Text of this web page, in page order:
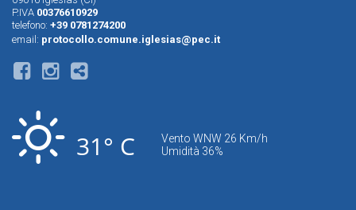
P.IVA 00376610929
telefono: +39 0781274200
email: protocollo.comune.iglesias@pec.it
31° C
Vento WNW 26 Km/h
Umidità 36%